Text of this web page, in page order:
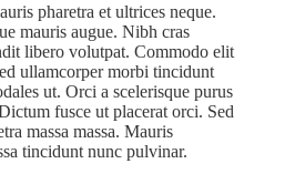
pharetra et ultrices neque.
mauris augue. Nibh cras
libero volutpat. Commodo elit
ullamcorper morbi tincidunt
ut. Orci a scelerisque purus
fusce ut placerat orci. Sed
massa massa. Mauris
tincidunt nunc pulvinar.